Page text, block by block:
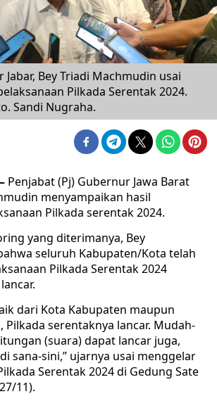
Jabar, Bey Triadi Machmudin usai
Pilkada Serentak 2024.
Sandi Nugraha.
Penjabat (Pj) Gubernur Jawa Barat
menyampaikan hasil
Pilkada serentak 2024.
yang diterimanya, Bey
seluruh Kabupaten/Kota telah
Pilkada Serentak 2024
dari Kota Kabupaten maupun
Pilkada serentaknya lancar. Mudah-
(suara) dapat lancar juga,
sana-sini,” ujarnya usai menggelar
Serentak 2024 di Gedung Sate
11).